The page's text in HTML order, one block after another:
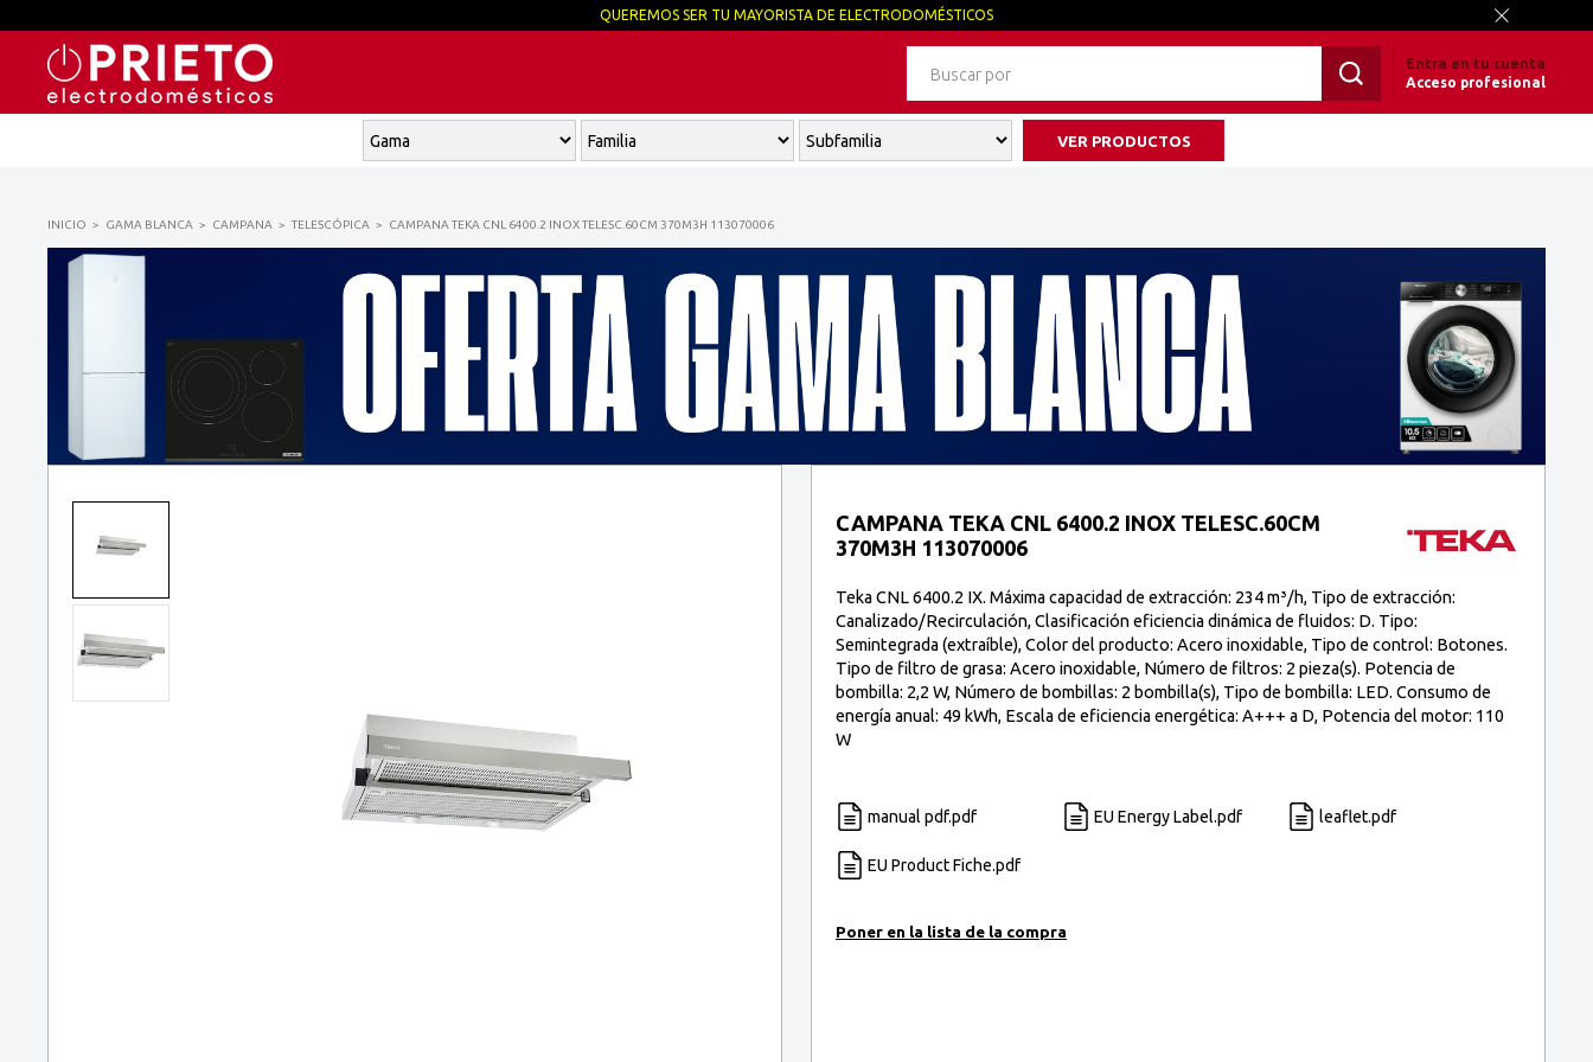
Entra en tu cuenta
Acceso profesional
VER PRODUCTOS
INICIO GAMA BLANCA CAMPANA TELESCÓPICA CAMPANA TEKA CNL 6400.2 INOX TELESC.60CM 370M3H 113070006
CAMPANA TEKA CNL 6400.2 INOX TELESC.60CM
370M3H 113070006
Teka CNL 6400.2 IX. Máxima capacidad de extracción: 234 m³/h, Tipo de extracción:
Canalizado/Recirculación, Clasificación eficiencia dinámica de fluidos: D. Tipo:
Semintegrada (extraíble), Color del producto: Acero inoxidable, Tipo de control: Botones.
Tipo de filtro de grasa: Acero inoxidable, Número de filtros: 2 pieza(s). Potencia de
bombilla: 2,2 W, Número de bombillas: 2 bombilla(s), Tipo de bombilla: LED. Consumo de
energía anual: 49 kWh, Escala de eficiencia energética: A+++ a D, Potencia del motor: 110
W
manual pdf.pdf EU Energy Label.pdf leaflet.pdf
EU Product Fiche.pdf
QUEREMOS SER TU MAYORISTA DE ELECTRODOMÉSTICOS